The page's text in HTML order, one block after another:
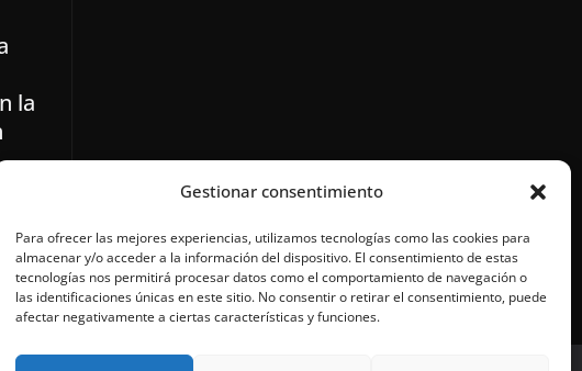
Gestionar consentimiento
Para ofrecer las mejores experiencias, utilizamos tecnologías como las cookies para
almacenar y/o acceder a la información del dispositivo. El consentimiento de estas
tecnologías nos permitirá procesar datos como el comportamiento de navegación o
las identificaciones únicas en este sitio. No consentir o retirar el consentimiento, puede
afectar negativamente a ciertas características y funciones.
la